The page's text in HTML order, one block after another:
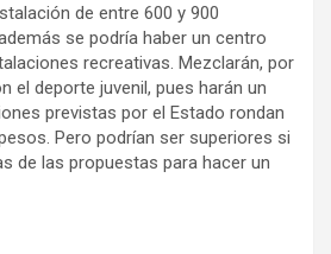
de entre 600 y 900
se podría haber un centro
recreativas. Mezclarán, por
el deporte juvenil, pues harán un
previstas por el Estado rondan
Pero podrían ser superiores si
de las propuestas para hacer un